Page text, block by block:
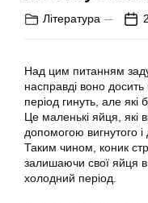
Література
Над цим питанням
насправді воно
період гинуть, але
Це маленькі яйця, які
допомогою вигнутого і
Таким чином, коник
залишаючи свої яйця
холодний період.